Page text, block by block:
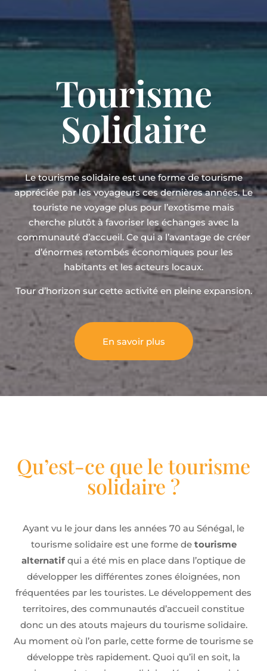
Tourisme
Solidaire
Le tourisme solidaire est une forme de tourisme
appréciée par les voyageurs ces dernières années. Le
touriste ne voyage plus pour l’exotisme mais
cherche plutôt à favoriser les échanges avec la
communauté d’accueil. Ce qui a l’avantage de créer
d’énormes retombés économiques pour les
habitants et les acteurs locaux.
Tour d’horizon sur cette activité en pleine expansion.
En savoir plus
Qu’est-ce que le tourisme
solidaire ?
Ayant vu le jour dans les années 70 au Sénégal, le
tourisme solidaire est une forme de tourisme
alternatif qui a été mis en place dans l’optique de
développer les différentes zones éloignées, non
fréquentées par les touristes. Le développement des
territoires, des communautés d’accueil constitue
donc un des atouts majeurs du tourisme solidaire.
Au moment où l’on parle, cette forme de tourisme se
développe très rapidement. Quoi qu’il en soit, la